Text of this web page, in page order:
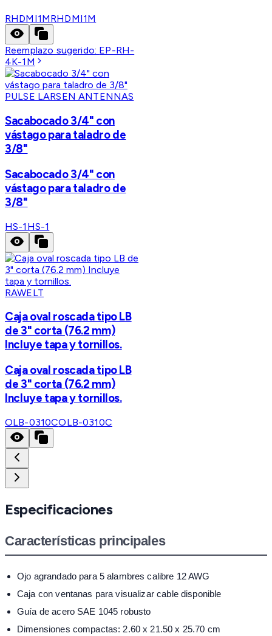
RHDMI1MRHDMI1M
Reemplazo sugerido: EP-RH-
4K-1M
PULSE LARSEN ANTENNAS
Sacabocado 3/4" con
vástago para taladro de
3/8"
Sacabocado 3/4" con
vástago para taladro de
3/8"
HS-1 HS-1
RAWELT
Caja oval roscada tipo LB
de 3" corta (76.2 mm)
Incluye tapa y tornillos.
Caja oval roscada tipo LB
de 3" corta (76.2 mm)
Incluye tapa y tornillos.
OLB-0310COLB-0310C
Especificaciones
Características principales
Ojo agrandado para 5 alambres calibre 12 AWG
Caja con ventanas para visualizar cable disponible
Guía de acero SAE 1045 robusto
Dimensiones compactas: 2.60 x 21.50 x 25.70 cm